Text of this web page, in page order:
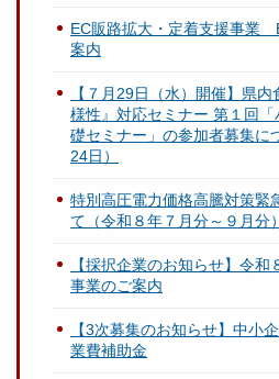
EC販路拡大・定着支援事業
案内
【７月29日（水）開催】県
様性』対応セミナー 第１回
礎セミナー」の参加者募集に
24日）
特別高圧電力価格高騰対策緊
て（令和８年７月分～９月分）
【採択企業のお知らせ】令
事業のご案内
【3次募集のお知らせ】中小
業費補助金